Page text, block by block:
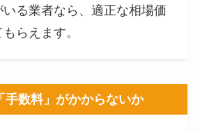
る業者なら、適正な相場価
らえます。
手数料」がかからないか